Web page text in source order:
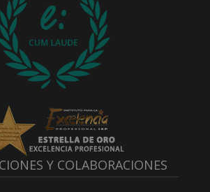
Y COLABORACIONES